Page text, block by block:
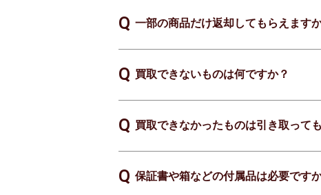
一部の商品だけ返却してもらえます
買取できないものは何ですか？
買取できなかったものは引き取って
保証書や箱などの付属品は必要です